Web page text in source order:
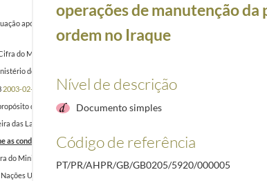
após apresentação novo relatório inspetores no Conselho de Segurança
do Ministério dos Negócios Estrangeiros, remetendo documento da NATO
dos Negócios Estrangeiros, remetendo em anexo cópia do Vice-
2003-02-17/2003-02-17
da crise no Iraque, criticando a posição do Primeiro-Ministro, Durão
das Lajes, entre o Presidente dos Estados Unidos da América, o
condições da participação nas operações de manutenção da paz e ordem
Ministério dos Negócios Estrangeiros relatando almoço com o Diretor da
Unidas, fazendo uma atualização após inspeções no Iraque sobre a
operações de manutenção da
ordem no Iraque
Nível de descrição
Documento simples
Código de referência
PT/PR/AHPR/GB/GB0205/5920/000005